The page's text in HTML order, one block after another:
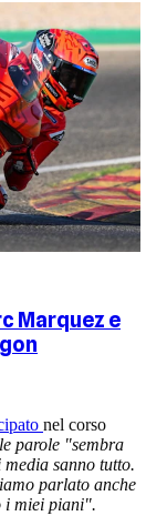
Marquez e
nel corso
parole "sembra
sanno tutto.
parlato anche
i miei piani".